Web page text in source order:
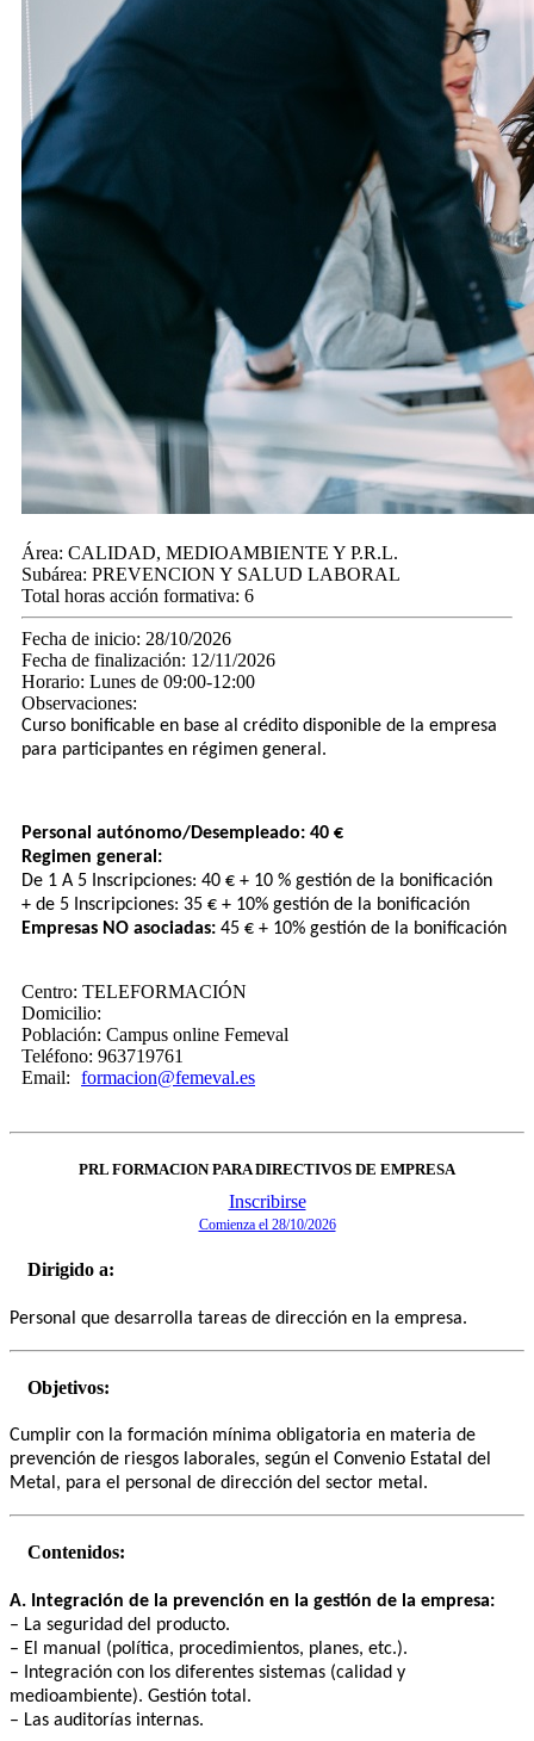
Área: CALIDAD, MEDIOAMBIENTE Y P.R.L.
Subárea: PREVENCION Y SALUD LABORAL
Total horas acción formativa: 6
Fecha de inicio: 28/10/2026
Fecha de finalización: 12/11/2026
Horario: Lunes de 09:00-12:00
Observaciones:
Curso bonificable en base al crédito disponible de la empresa
para participantes en régimen general.
Personal autónomo/Desempleado: 40 €
Regimen general:
De 1 A ​5 Inscripciones: 40 € + 10 % gestión de la bonificación
+​ de 5 Inscripciones: 35 € + 10% gestión de la bonificación
Empresas NO asociadas: ​ 45 € + 10% gestión de la bonificación
Centro: TELEFORMACIÓN
Domicilio:
Población: Campus online Femeval
Teléfono: 963719761
Email: formacion@femeval.es
PRL FORMACION PARA DIRECTIVOS DE EMPRESA
Inscribirse
Comienza el 28/10/2026
Dirigido a:
Personal que desarrolla tareas de dirección en la empresa.
Objetivos:
Cumplir con la formación mínima obligatoria en materia de
prevención de riesgos laborales, según el Convenio Estatal del
Metal, para el personal de dirección del sector metal.
Contenidos:
A. Integración de la prevención en la gestión de la empresa:
– La seguridad del producto.
– El manual (política, procedimientos, planes, etc.).
– Integración con los diferentes sistemas (calidad y
medioambiente). Gestión total.
– Las auditorías internas.